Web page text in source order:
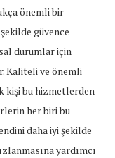
önemli bir
güvence
durumlar için
Kaliteli ve önemli
kişi bu hizmetlerden
her biri bu
daha iyi şekilde
yardımcı